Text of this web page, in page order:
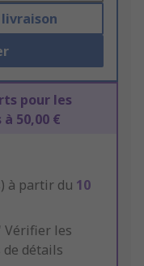
pour les
50,00 €
à partir du 10
Vérifier les
détails